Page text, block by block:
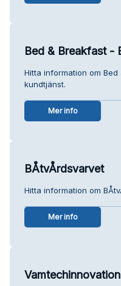
Bed & Breakfast -
Hitta information om
kundtjänst.
Mer info
BÅtvÅrdsvarvet
Hitta information om
Mer info